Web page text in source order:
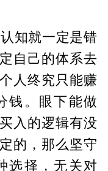
知就一定是错
自己的体系去
人终究只能赚
钱。眼下能做
入的逻辑有没
的，那么坚守
选择，无关对